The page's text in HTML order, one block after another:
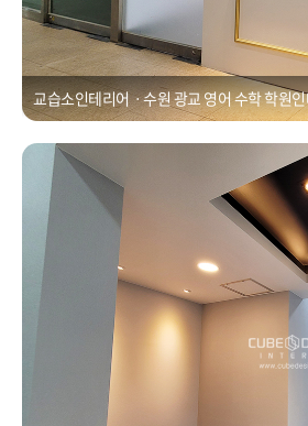
교습소인테리어ㆍ수원 광교 영어 수학 학원
변호사사무실인테리어ㆍ수원 광교 인테리어
Posted on2021년 1월 1일 CUBEDESIGN